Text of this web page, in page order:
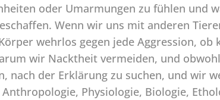
oder Umarmungen zu fühlen und
Wenn wir uns mit anderen
wehrlos gegen jede Aggression,
wir Nacktheit vermeiden, und
nach der Erklärung zu suchen, und wir
Physiologie, Biologie,